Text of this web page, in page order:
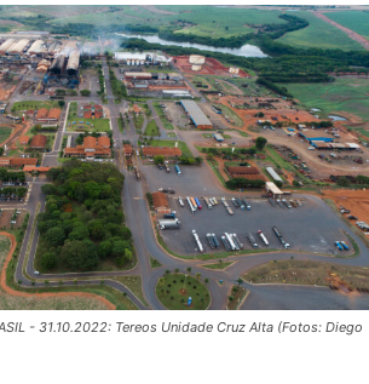
- 31.10.2022: Tereos Unidade Cruz Alta (Fotos: Diego